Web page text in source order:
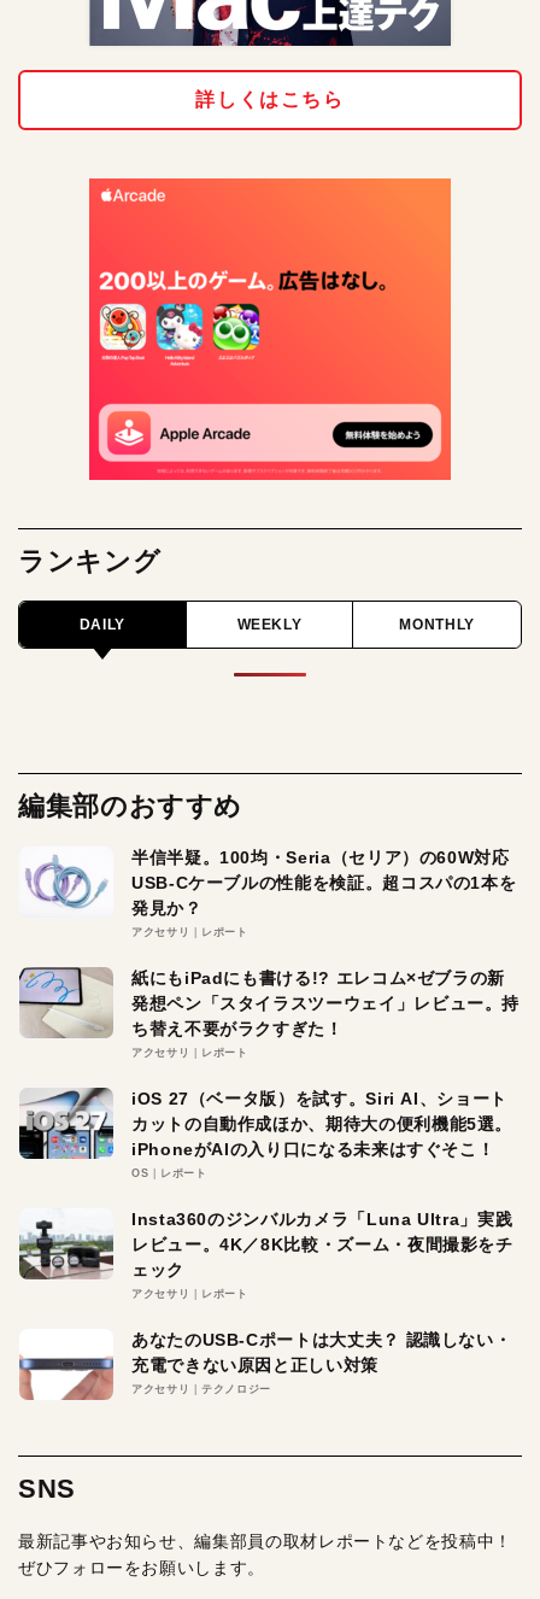
詳しくはこちら
ランキング
DAILY WEEKLY MONTHLY
編集部のおすすめ
半信半疑。100均・Seria（セリア）の60W対応
USB-Cケーブルの性能を検証。超コスパの1本を
発見か？
アクセサリ レポート
紙にもiPadにも書ける!? エレコム×ゼブラの新
発想ペン「スタイラスツーウェイ」レビュー。持
ち替え不要がラクすぎた！
アクセサリ レポート
iOS 27（ベータ版）を試す。Siri AI、ショート
カットの自動作成ほか、期待大の便利機能5選。
iPhoneがAIの入り口になる未来はすぐそこ！
OS レポート
Insta360のジンバルカメラ「Luna Ultra」実践
レビュー。4K／8K比較・ズーム・夜間撮影をチ
ェック
アクセサリ レポート
あなたのUSB-Cポートは大丈夫？ 認識しない・
充電できない原因と正しい対策
アクセサリ テクノロジー
SNS
最新記事やお知らせ、編集部員の取材レポートなどを投稿中！
ぜひフォローをお願いします。